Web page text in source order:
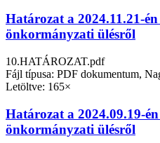
Határozat a 2024.11.21-
önkormányzati ülésről
10.HATÁROZAT.pdf
Fájl típusa: PDF dokumentum,
Letöltve: 165×
Határozat a 2024.09.19-
önkormányzati ülésről